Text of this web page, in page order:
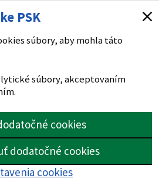
PSK
súbory, aby mohla táto
súbory, akceptovaním
cookies
dodatočné cookies
cookies